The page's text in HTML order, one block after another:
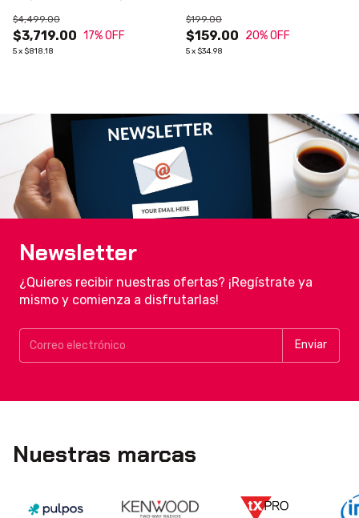
$3,719.00
$4,499.00
17% OFF
5x $818.18
$159.00
$199.00
20% OFF
5x $34.98
Newsletter
¿Quieres recibir nuestras ofertas? ¡Regístrate ya
mismo y comienza a disfrutarlas!
Nuestras marcas